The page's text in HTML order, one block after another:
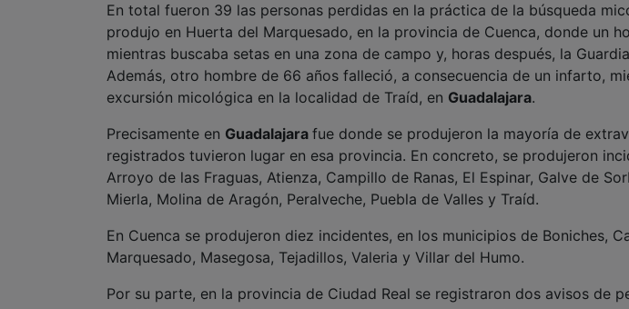
En total fueron 39 las personas perdidas en la práctica de la búsqueda
produjo en Huerta del Marquesado, en la provincia de Cuenca, donde un
mientras buscaba setas en una zona de campo y, horas después, la
Además, otro hombre de 66 años falleció, a consecuencia de un infarto,
excursión micológica en la localidad de Traíd, en Guadalajara.
Precisamente en Guadalajara fue donde se produjeron la mayoría de
registrados tuvieron lugar en esa provincia. En concreto, se produjeron
Arroyo de las Fraguas, Atienza, Campillo de Ranas, El Espinar, Galve de
Mierla, Molina de Aragón, Peralveche, Puebla de Valles y Traíd.
En Cuenca se produjeron diez incidentes, en los municipios de Boniches,
Marquesado, Masegosa, Tejadillos, Valeria y Villar del Humo.
Por su parte, en la provincia de Ciudad Real se registraron dos avisos de